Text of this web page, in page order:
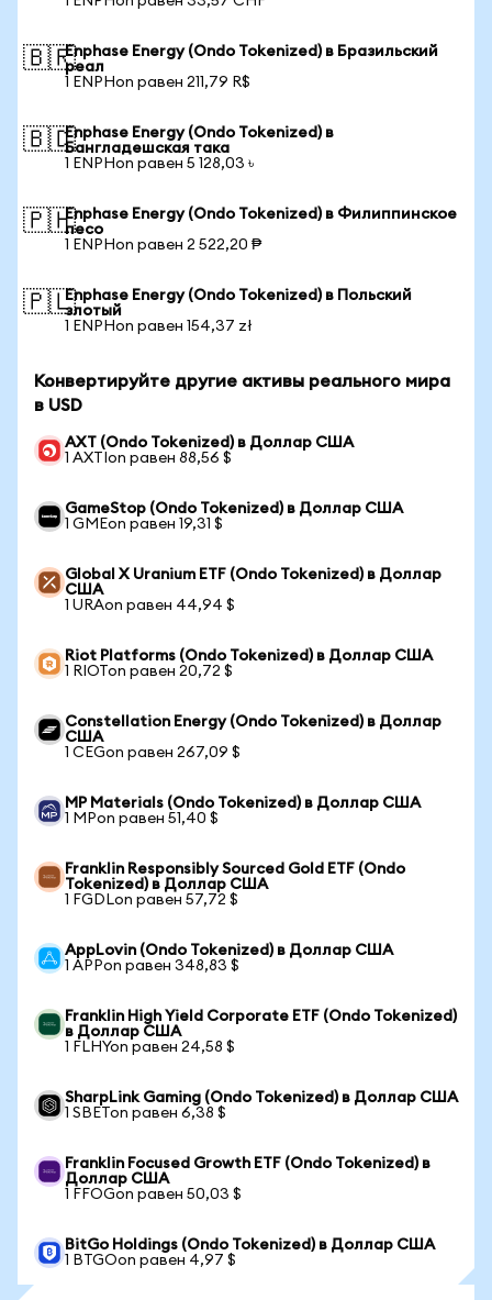
🇧🇷Enphase Energy (Ondo Tokenized) в Бразильский
реал
1 ENPHon равен 211,79 R$
🇧🇩Enphase Energy (Ondo Tokenized) в
Бангладешская така
1 ENPHon равен 5 128,03 ৳
🇵🇭Enphase Energy (Ondo Tokenized) в Филиппинское
песо
1 ENPHon равен 2 522,20 ₱
🇵🇱Enphase Energy (Ondo Tokenized) в Польский
злотый
1 ENPHon равен 154,37 zł
Конвертируйте другие активы реального мира
в USD
AXT (Ondo Tokenized) в Доллар США
1 AXTIon равен 88,56 $
GameStop (Ondo Tokenized) в Доллар США
1 GMEon равен 19,31 $
Global X Uranium ETF (Ondo Tokenized) в Доллар
США
1 URAon равен 44,94 $
Riot Platforms (Ondo Tokenized) в Доллар США
1 RIOTon равен 20,72 $
Constellation Energy (Ondo Tokenized) в Доллар
США
1 CEGon равен 267,09 $
MP Materials (Ondo Tokenized) в Доллар США
1 MPon равен 51,40 $
Franklin Responsibly Sourced Gold ETF (Ondo
Tokenized) в Доллар США
1 FGDLon равен 57,72 $
AppLovin (Ondo Tokenized) в Доллар США
1 APPon равен 348,83 $
Franklin High Yield Corporate ETF (Ondo Tokenized)
в Доллар США
1 FLHYon равен 24,58 $
SharpLink Gaming (Ondo Tokenized) в Доллар США
1 SBETon равен 6,38 $
Franklin Focused Growth ETF (Ondo Tokenized) в
Доллар США
1 FFOGon равен 50,03 $
BitGo Holdings (Ondo Tokenized) в Доллар США
1 BTGOon равен 4,97 $